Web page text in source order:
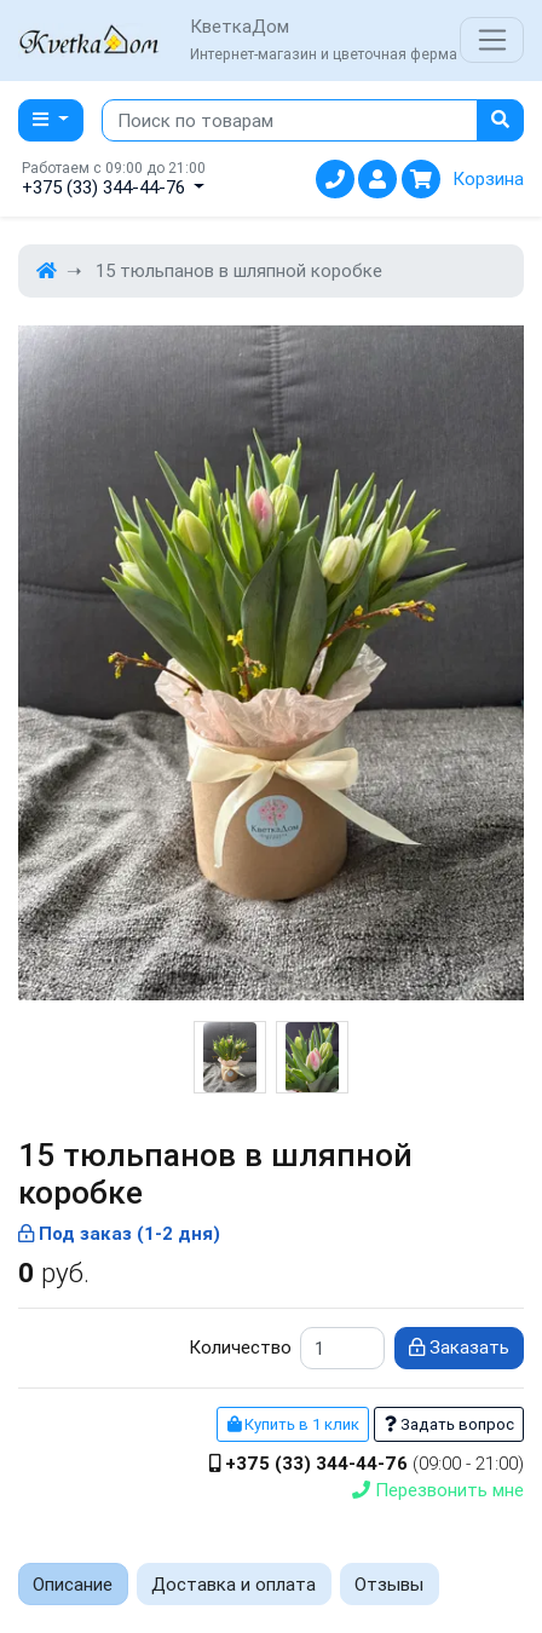
КветкаДом
Интернет-магазин и цветочная ферма
Работаем с 09:00 до 21:00
+375 (33) 344-44-76 Корзина
15 тюльпанов в шляпной коробке
15 тюльпанов в шляпной
коробке
Под заказ (1-2 дня)
0 руб.
Количество Заказать
Купить в 1 клик Задать вопрос
+375 (33) 344-44-76 (09:00 - 21:00)
Перезвонить мне
Описание Доставка и оплата Отзывы